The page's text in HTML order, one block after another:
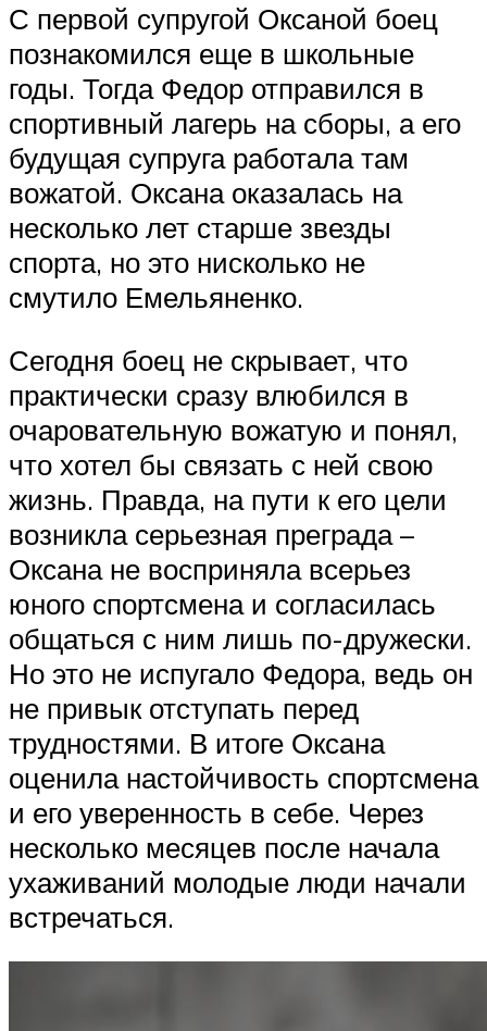
С первой супругой Оксаной боец
познакомился еще в школьные
годы. Тогда Федор отправился в
спортивный лагерь на сборы, а его
будущая супруга работала там
вожатой. Оксана оказалась на
несколько лет старше звезды
спорта, но это нисколько не
смутило Емельяненко.
Сегодня боец не скрывает, что
практически сразу влюбился в
очаровательную вожатую и понял,
что хотел бы связать с ней свою
жизнь. Правда, на пути к его цели
возникла серьезная преграда –
Оксана не восприняла всерьез
юного спортсмена и согласилась
общаться с ним лишь по-дружески.
Но это не испугало Федора, ведь он
не привык отступать перед
трудностями. В итоге Оксана
оценила настойчивость спортсмена
и его уверенность в себе. Через
несколько месяцев после начала
ухаживаний молодые люди начали
встречаться.